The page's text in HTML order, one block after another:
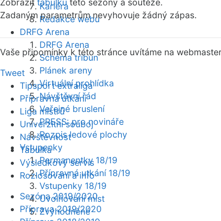
Kariéra
Redakce webu
DRFG Arena
DRFG Arena
Schéma tribun
Plánek areny
Virtuální prohlídka
Návštěvní řád
Veřejné bruslení
PRESS: pro novináře
Rozpis ledové plochy
Vstupenky
Permanentky 18/19
Přípravná utkání 18/19
Vstupenky 18/19
Uvolňování míst
Zvýhodněné
Zobrazit tabulku této sezóny a soutěže.
Zadaným parametrům nevyhovuje žádný zápas.
Vaše připomínky k této stránce uvítáme na webmaster
Tweet
Tipsport extraliga
Přípravná utkání
Liga mistrů
Univerzitní souboj
Návštěvnost
Tabulka
Výsledkový servis
Rozlosování a info
Sezóna 2019/2020
Příprava 2019/2020